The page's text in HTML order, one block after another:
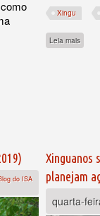
Xingu
Leia mais
do ISA
Xinguanos
planejam
quarta-